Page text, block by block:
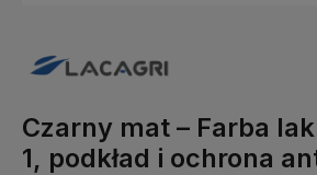
Czarny mat – Farba
1, podkład i ochrona